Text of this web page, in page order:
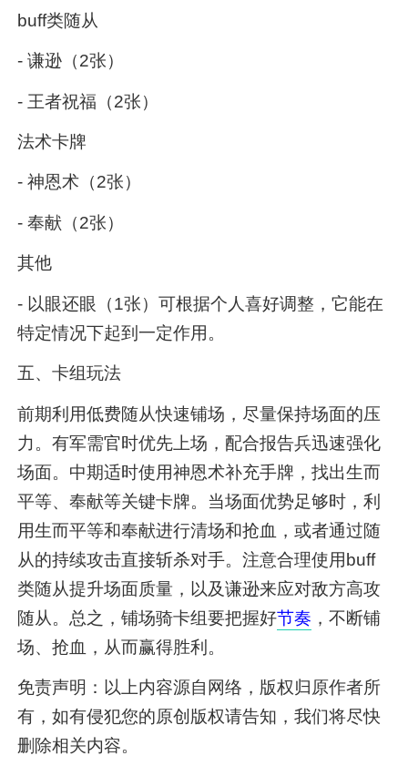
buff类随从
- 谦逊（2张）
- 王者祝福（2张）
法术卡牌
- 神恩术（2张）
- 奉献（2张）
其他
- 以眼还眼（1张）可根据个人喜好调整，它能在
特定情况下起到一定作用。
五、卡组玩法
前期利用低费随从快速铺场，尽量保持场面的压
力。有军需官时优先上场，配合报告兵迅速强化
场面。中期适时使用神恩术补充手牌，找出生而
平等、奉献等关键卡牌。当场面优势足够时，利
用生而平等和奉献进行清场和抢血，或者通过随
从的持续攻击直接斩杀对手。注意合理使用buff
类随从提升场面质量，以及谦逊来应对敌方高攻
随从。总之，铺场骑卡组要把握好节奏 ，不断铺
场、抢血，从而赢得胜利。
免责声明：以上内容源自网络，版权归原作者所
有，如有侵犯您的原创版权请告知，我们将尽快
删除相关内容。